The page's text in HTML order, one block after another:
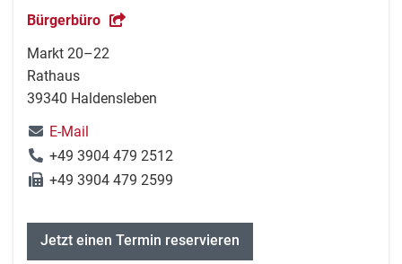
Bürgerbüro
Markt 20–22
Rathaus
39340 Haldensleben
E-Mail
+49 3904 479 2512
+49 3904 479 2599
Jetzt einen Termin reservieren